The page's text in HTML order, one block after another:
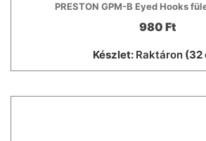
PRESTON GPM-B Eyed Hooks
980 Ft
Készlet: Raktáron(32